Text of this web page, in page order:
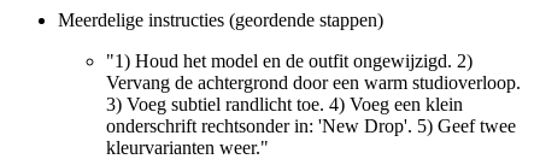
Meerdelige instructies (geordende stappen)
"1) Houd het model en de outfit ongewijzigd. 2)
Vervang de achtergrond door een warm studioverloop.
3) Voeg subtiel randlicht toe. 4) Voeg een klein
onderschrift rechtsonder in: 'New Drop'. 5) Geef twee
kleurvarianten weer."